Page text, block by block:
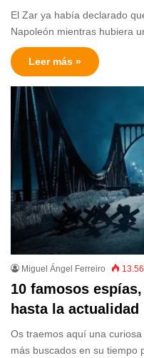
El Zar ya había declarado
Napoleón mientras hubiera
Leer más »
Miguel Ángel Ferreiro
10 famosos
hasta la actualidad
Os traemos aquí una
más buscados en su tiempo